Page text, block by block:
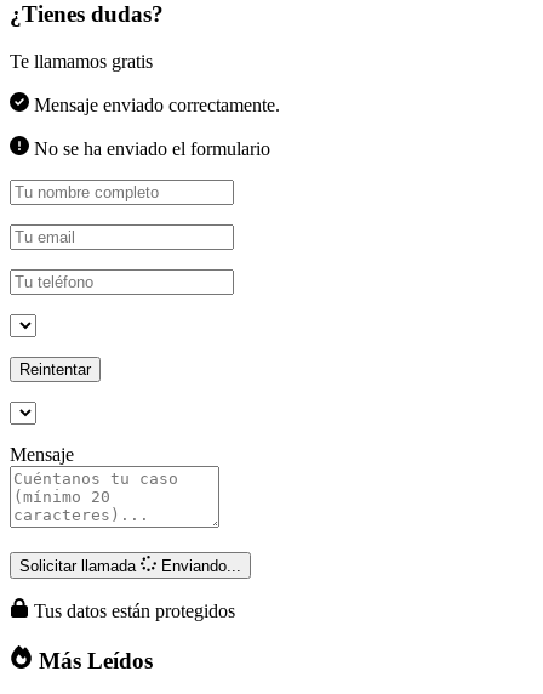
¿Tienes dudas?
Te llamamos gratis
Mensaje enviado correctamente.
No se ha enviado el formulario
Reintentar
Mensaje
Solicitar llamada Enviando...
Tus datos están protegidos
Más Leídos